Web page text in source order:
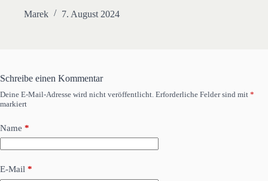
Marek
7. August 2024
Schreibe einen Kommentar
Deine E-Mail-Adresse wird nicht veröffentlicht. Erforderliche Felder sind mit *
markiert
Name *
E-Mail *